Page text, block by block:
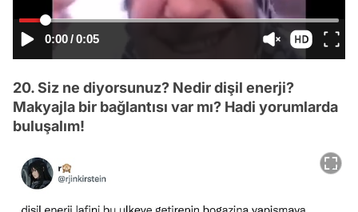
0:00/0:05
20. Siz ne diyorsunuz? Nedir dişil enerji?
Makyajla bir bağlantısı var mı? Hadi yorumlarda
buluşalım!